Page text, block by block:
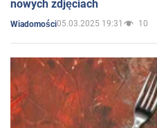
nowych zdjęciach
Wiadomości05.03.2025 19:31 10